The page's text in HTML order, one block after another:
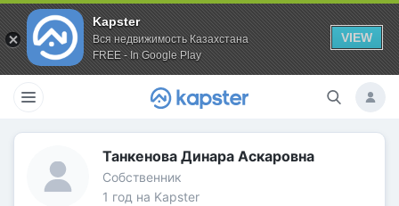
Kapster
Вся недвижимость Казахстана
FREE - In Google Play
VIEW
Танкенова Динара Аскаровна
Собственник
1 год на Kapster